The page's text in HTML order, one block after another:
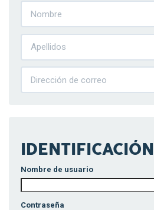
IDENTIFICACIÓN
Nombre de usuario
Contraseña